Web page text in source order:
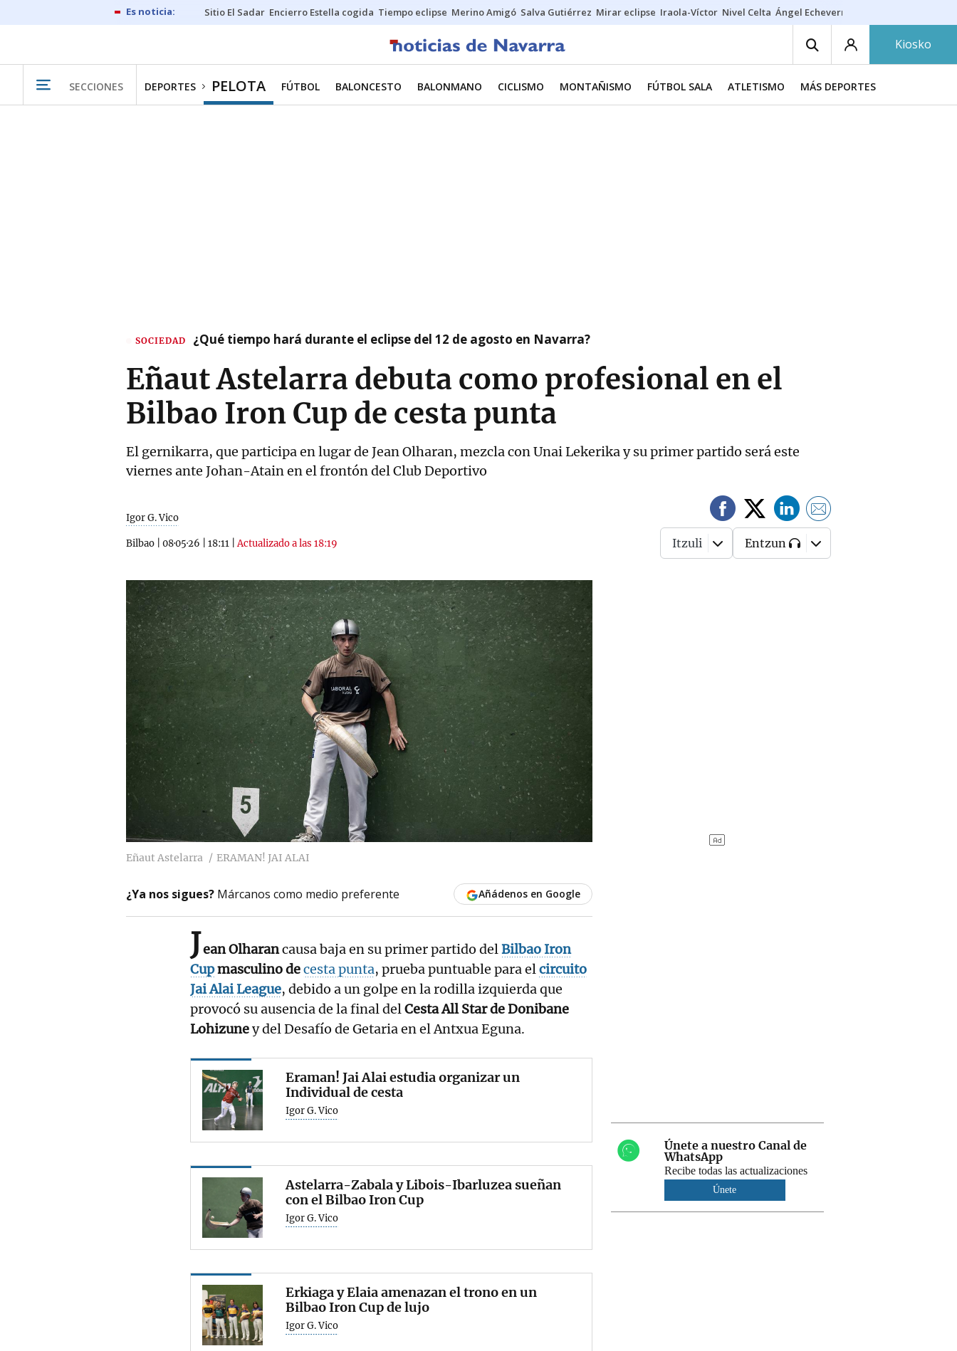
Sitio El Sadar Encierro Estella cogida Tiempo eclipse Merino Amigó Salva Gutiérrez Mirar eclipse Iraola-Víctor Nivel Celta Ángel Echeverría
Kiosko
SECCIONES DEPORTES PELOTA FÚTBOL BALONCESTO BALONMANO CICLISMO MONTAÑISMO FÚTBOL SALA ATLETISMO MÁS DEPORTES
SOCIEDAD ¿Qué tiempo hará durante el eclipse del 12 de agosto en Navarra?
Eñaut Astelarra debuta como profesional en el
Bilbao Iron Cup de cesta punta
El gernikarra, que participa en lugar de Jean Olharan, mezcla con Unai Lekerika y su primer partido será este
viernes ante Johan-Atain en el frontón del Club Deportivo
Igor G. Vico
Bilbao 08·05·26 18:11 |Actualizado a las 18:19 Itzuli Entzun
Eñaut Astelarra ERAMAN! JAI ALAI
¿Ya nos sigues? Márcanos como medio preferente Añádenos en Google
Jean Olharancausa baja en su primer partido delBilbao Iron
Cupmasculino decesta punta, prueba puntuable para elcircuito
Jai Alai League, debido a un golpe en la rodilla izquierda que
provocó su ausencia de la final delCesta All Star de Donibane
Lohizuney del Desafío de Getaria en el Antxua Eguna.
Eraman! Jai Alai estudia organizar un
Individual de cesta
Igor G. Vico
Astelarra-Zabala y Libois-Ibarluzea sueñan
con el Bilbao Iron Cup
Igor G. Vico
Erkiaga y Elaia amenazan el trono en un
Bilbao Iron Cup de lujo
Igor G. Vico
Únete a nuestro Canal de
WhatsApp
Recibe todas las actualizaciones
Únete